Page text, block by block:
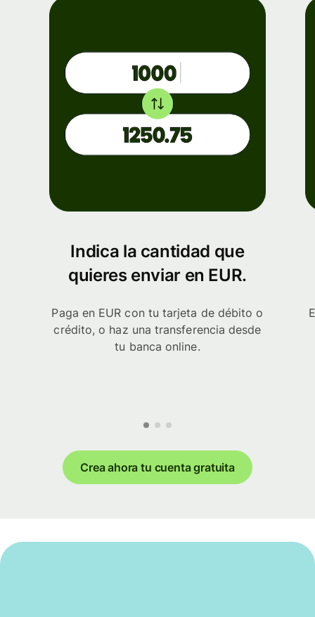
Indica la cantidad que
quieres enviar en EUR.
Paga en EUR con tu tarjeta de débito o
crédito, o haz una transferencia desde
tu banca online.
Crea ahora tu cuenta gratuita